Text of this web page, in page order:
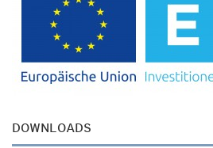
DOWNLOADS